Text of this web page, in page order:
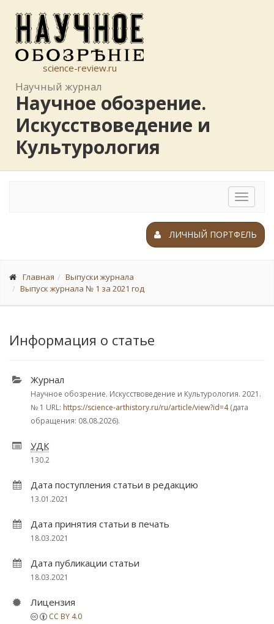
science-review.ru
Научный журнал
Научное обозрение.
Искусствоведение и
Культурология
Toggle
ЛИЧНЫЙ ПОРТФЕЛЬ
Главная
Выпуски журнала
Выпуск журнала № 1 за 2021 год
Информация о статье
Журнал
Научное обозрение. Искусствоведение и Культурология. 2021.
№ 1 URL: https://science-arthistory.ru/ru/article/view?id=4(дата
обращения: 08.08.2026).
УДК
130.2
Дата поступления статьи в редакцию
13.01.2021
Дата принятия статьи в печать
18.03.2021
Дата публикации статьи
18.03.2021
Лицензия
CC BY 4.0